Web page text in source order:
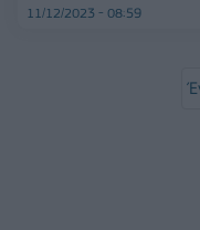
11/12/2023 - 08:59